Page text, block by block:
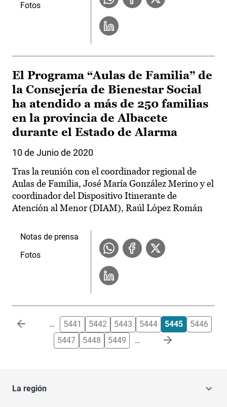
Fotos
El Programa “Aulas de Familia” de
la Consejería de Bienestar Social
ha atendido a más de 250 familias
en la provincia de Albacete
durante el Estado de Alarma
10 de Junio de 2020
Tras la reunión con el coordinador regional de
Aulas de Familia, José María González Merino y el
coordinador del Dispositivo Itinerante de
Atención al Menor (DIAM), Raúl López Román
Notas de prensa
Fotos
Paginación … 5441 5442 5443 5444 5445
5446
5447
5448 5449 …
La región